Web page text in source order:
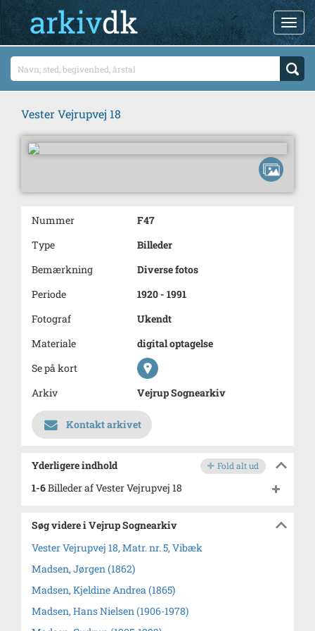
Vester Vejrupvej 18
Nummer
F47
Type
Billeder
Bemærkning
Diverse fotos
Periode
1920 - 1991
Fotograf
Ukendt
Materiale
digital optagelse
Se på kort
Arkiv
Vejrup Sognearkiv
Kontakt arkivet
Yderligere indhold Fold alt ud
1-6Billeder af Vester Vejrupvej 18
Søg videre i Vejrup Sognearkiv
Vester Vejrupvej 18, Matr. nr. 5, Vibæk
Madsen, Jørgen (1862)
Madsen, Kjeldine Andrea (1865)
Madsen, Hans Nielsen (1906-1978)